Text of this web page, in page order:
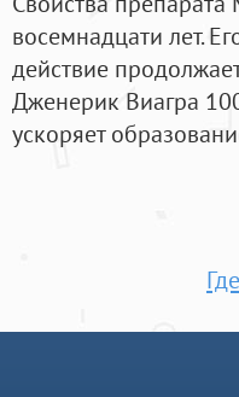
восемнадцати лет.
действие
Дженерик Виагра
ускоряет